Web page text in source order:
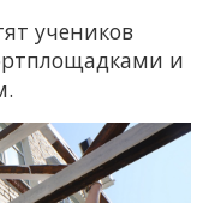
учеников
и